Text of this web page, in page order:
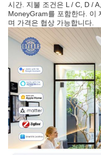
시간. 지불 조건은 L / C, D /
MoneyGram를 포함한다. 이
며 가격은 협상 가능합니다.